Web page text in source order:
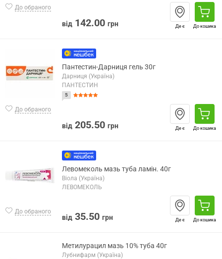
До обраного
від 142.00 грн Де є До кошика
До обраного
Пантестин-Дарниця гель 30г
Дарниця (Україна)
ПАНТЕСТИН
5
від 205.50 грн Де є До кошика
До обраного
Левомеколь мазь туба ламін. 40г
Віола (Україна)
ЛЕВОМЕКОЛЬ
від 35.50 грн Де є До кошика
Метилурацил мазь 10% туба 40г
Лубнифарм (Україна)